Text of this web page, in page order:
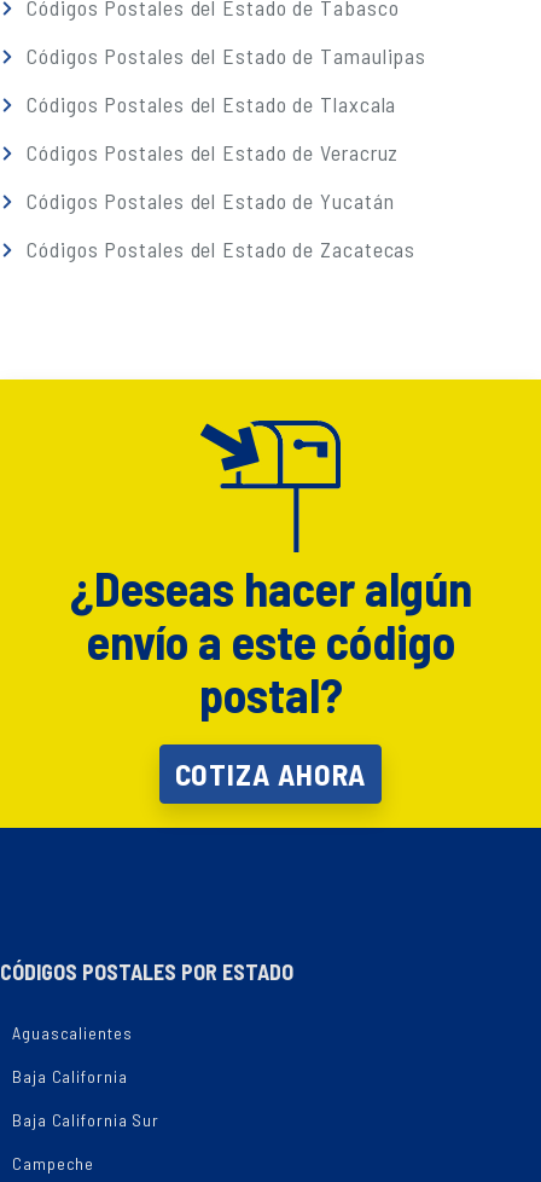
Códigos Postales del Estado de Tabasco
Códigos Postales del Estado de Tamaulipas
Códigos Postales del Estado de Tlaxcala
Códigos Postales del Estado de Veracruz
Códigos Postales del Estado de Yucatán
Códigos Postales del Estado de Zacatecas
¿Deseas hacer algún
envío a este código
postal?
COTIZA AHORA
CÓDIGOS POSTALES POR ESTADO
Aguascalientes
Baja California
Baja California Sur
Campeche